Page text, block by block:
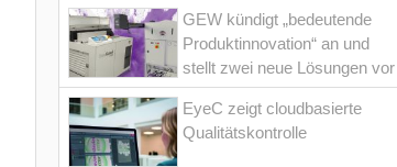
GEW kündigt „bedeutende
Produktinnovation“ an und
stellt zwei neue Lösungen vor
EyeC zeigt cloudbasierte
Qualitätskontrolle